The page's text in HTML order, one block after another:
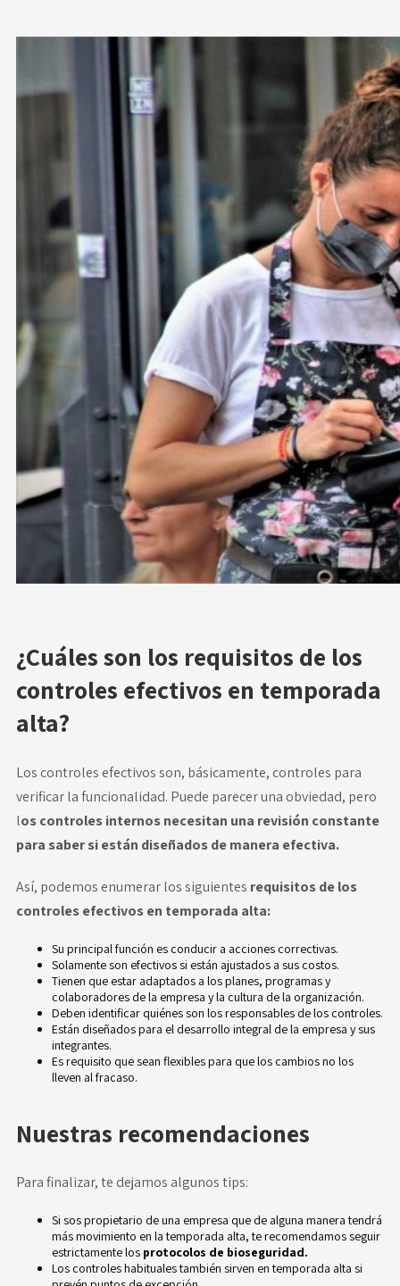
¿Cuáles son los requisitos de los
controles efectivos en temporada
alta?
Los controles efectivos son, básicamente, controles para
verificar la funcionalidad. Puede parecer una obviedad, pero
los controles internos necesitan una revisión constante
para saber si están diseñados de manera efectiva.
Así, podemos enumerar los siguientes requisitos de los
controles efectivos en temporada alta:
Su principal función es conducir a acciones correctivas.
Solamente son efectivos si están ajustados a sus costos.
Tienen que estar adaptados a los planes, programas y
colaboradores de la empresa y la cultura de la organización.
Deben identificar quiénes son los responsables de los controles.
Están diseñados para el desarrollo integral de la empresa y sus
integrantes.
Es requisito que sean flexibles para que los cambios no los
lleven al fracaso.
Nuestras recomendaciones
Para finalizar, te dejamos algunos tips:
Si sos propietario de una empresa que de alguna manera tendrá
más movimiento en la temporada alta, te recomendamos seguir
estrictamente los protocolos de bioseguridad.
Los controles habituales también sirven en temporada alta si